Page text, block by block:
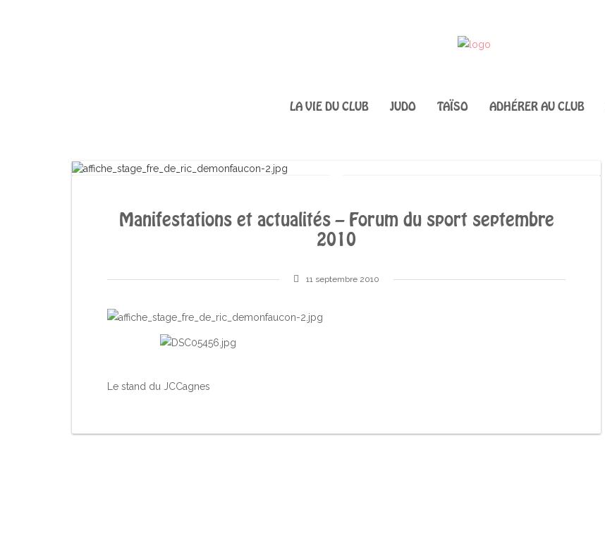
LA VIE DU CLUB JUDO TAÏSO ADHÉRER AU CLUB
Manifestations et actualités – Forum du sport septembre
2010
11 septembre 2010
Le stand du JCCagnes